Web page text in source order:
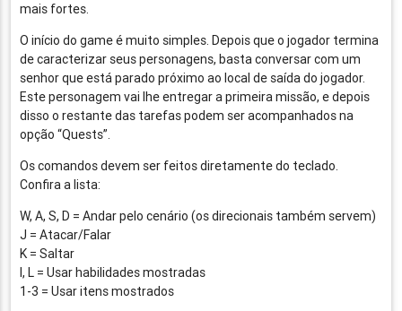
mais fortes.
O início do game é muito simples. Depois que o jogador termina
de caracterizar seus personagens, basta conversar com um
senhor que está parado próximo ao local de saída do jogador.
Este personagem vai lhe entregar a primeira missão, e depois
disso o restante das tarefas podem ser acompanhados na
opção “Quests”.
Os comandos devem ser feitos diretamente do teclado.
Confira a lista:
W, A, S, D = Andar pelo cenário (os direcionais também servem)
J = Atacar/Falar
K = Saltar
I, L = Usar habilidades mostradas
1-3 = Usar itens mostrados